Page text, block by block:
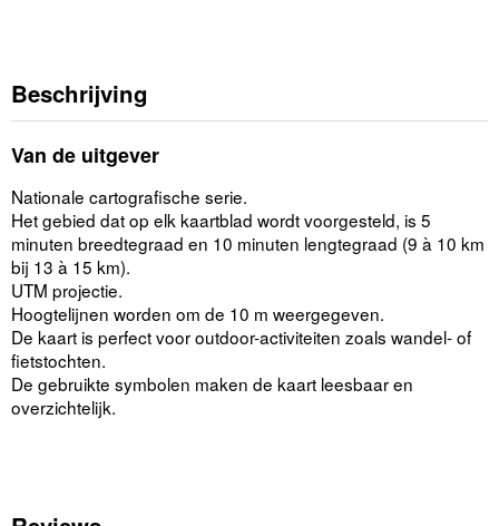
Beschrijving
Van de uitgever
Nationale cartografische serie.
Het gebied dat op elk kaartblad wordt voorgesteld, is 5
minuten breedtegraad en 10 minuten lengtegraad (9 à 10 km
bij 13 à 15 km).
UTM projectie.
Hoogtelijnen worden om de 10 m weergegeven.
De kaart is perfect voor outdoor-activiteiten zoals wandel- of
fietstochten.
De gebruikte symbolen maken de kaart leesbaar en
overzichtelijk.